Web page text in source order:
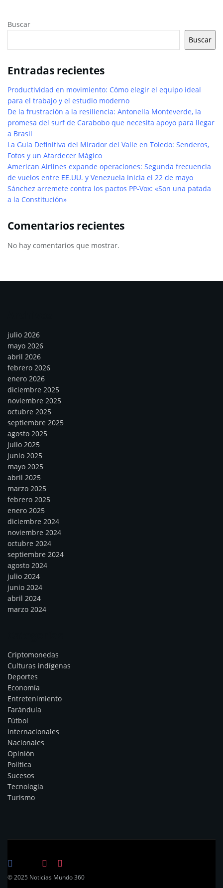
Buscar
Buscar
Entradas recientes
Productividad en movimiento: Cómo elegir el equipo ideal
para el trabajo y el estudio moderno
De la frustración a la resiliencia: Antonella Monteverde, la
promesa del surf de Carabobo que necesita apoyo para llegar
a Brasil
La Guía Definitiva del Mirador del Valle en Toledo: Senderos,
Fotos y un Atardecer Mágico
American Airlines expande operaciones: Segunda frecuencia
de vuelos entre EE.UU. y Venezuela inicia el 22 de mayo
Sánchez arremete contra los pactos PP-Vox: «Son una patada
a la Constitución»
Comentarios recientes
No hay comentarios que mostrar.
julio 2026
mayo 2026
abril 2026
febrero 2026
enero 2026
diciembre 2025
noviembre 2025
octubre 2025
septiembre 2025
agosto 2025
julio 2025
junio 2025
mayo 2025
abril 2025
marzo 2025
febrero 2025
enero 2025
diciembre 2024
noviembre 2024
octubre 2024
septiembre 2024
agosto 2024
julio 2024
junio 2024
abril 2024
marzo 2024
Criptomonedas
Culturas indígenas
Deportes
Economía
Entretenimiento
Farándula
Fútbol
Internacionales
Nacionales
Opinión
Política
Sucesos
Tecnologia
Turismo
© 2025 Noticias Mundo 360